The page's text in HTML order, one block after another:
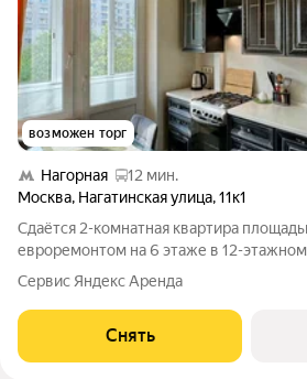
возможен торг
Нагорная
12 мин.
Москва, Нагатинская улица,11к1
Сдаётся 2-комнатная квартира
евроремонтом на 6 этаже в 12-этажном
месяцев. Из техники есть: Телевизор Духовой шкаф
Стиральная машина Холодильник Посудомоечная машина
Кондиционер Микроволновка
Сервис Яндекс Аренда
Снять